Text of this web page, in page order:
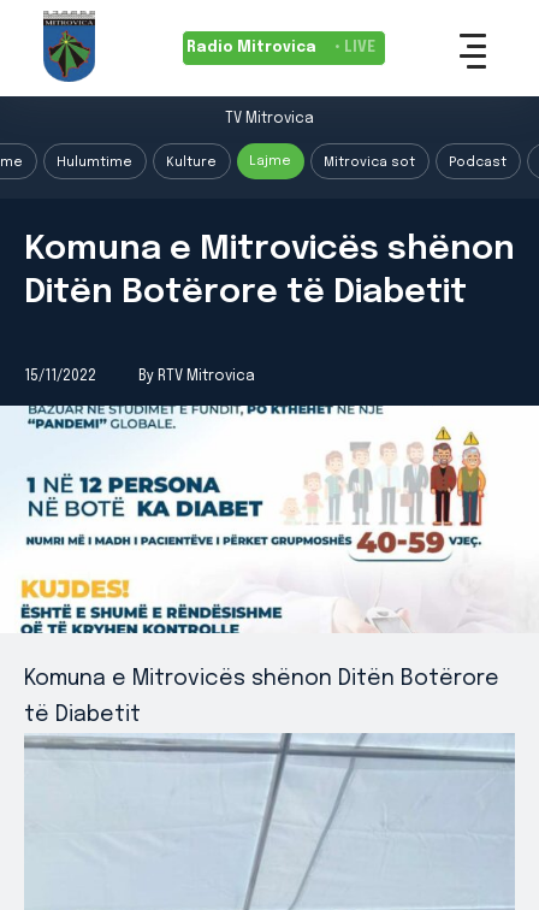
Radio Mitrovica • LIVE
TV Mitrovica
Hulumtime Kulture Lajme Mitrovica sot Podcast
Komuna e Mitrovicës shënon
Ditën Botërore të Diabetit
15/11/2022 By RTV Mitrovica
Komuna e Mitrovicës shënon Ditën Botërore
të Diabetit